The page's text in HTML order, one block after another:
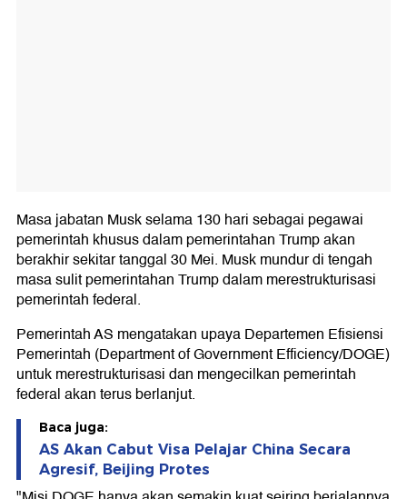
Masa jabatan Musk selama 130 hari sebagai pegawai
pemerintah khusus dalam pemerintahan Trump akan
berakhir sekitar tanggal 30 Mei. Musk mundur di tengah
masa sulit pemerintahan Trump dalam merestrukturisasi
pemerintah federal.
Pemerintah AS mengatakan upaya Departemen Efisiensi
Pemerintah (Department of Government Efficiency/DOGE)
untuk merestrukturisasi dan mengecilkan pemerintah
federal akan terus berlanjut.
Baca juga:
AS Akan Cabut Visa Pelajar China Secara
Agresif, Beijing Protes